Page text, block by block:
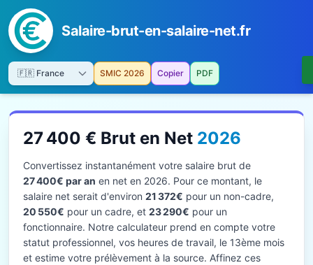
Salaire-brut-en-salaire-net.fr
SMIC 2026 Copier PDF
27 400 € Brut en Net 2026
Convertissez instantanément votre salaire brut de
27 400€ par an en net en 2026. Pour ce montant, le
salaire net serait d'environ 21 372€ pour un non-cadre,
20 550€ pour un cadre, et 23 290€ pour un
fonctionnaire. Notre calculateur prend en compte votre
statut professionnel, vos heures de travail, le 13ème mois
et estime votre prélèvement à la source. Affinez ces